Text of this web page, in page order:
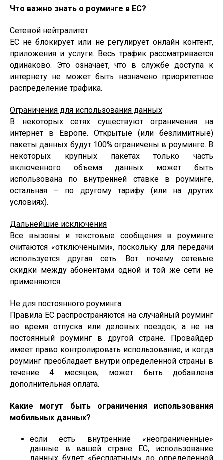
Что важно знать о роуминге в ЕС?
Сетевой нейтралитет
ЕС не блокирует или не регулирует онлайн контент,
приложения и услуги. Весь трафик рассматривается
одинаково. Это означает, что в службе доступа к
интернету не может быть назначено приоритетное
распределение трафика.
Ограничения для использования данных
В некоторых сетях существуют ограничения на
интернет в Европе. Открытые (или безлимитные)
пакеты данных будут 100% ограничены в роуминге. В
некоторых крупных пакетах только часть
включенного объема данных может быть
использована по внутренней ставке в роуминге,
остальная – по другому тарифу (или на других
условиях).
Дальнейшие исключения
Все вызовы и текстовые сообщения в роуминге
считаются «отключеными», поскольку для передачи
используется другая сеть. Вот почему сетевые
скидки между абонентами одной и той же сети не
применяются.
Не для постоянного роуминга
Правила ЕС распространяются на случайный роуминг
во время отпуска или деловых поездок, а не на
постоянный роуминг в другой стране. Провайдер
имеет право контролировать использование, и когда
роуминг преобладает внутри определенной страны в
течение 4 месяцев, может быть добавлена
дополнительная оплата.
Какие могут быть ограничения использования
мобильных данных?
если есть внутренние «неограниченные»
данные в вашей стране ЕС, использование
данных будет «бесплатным» до определенной